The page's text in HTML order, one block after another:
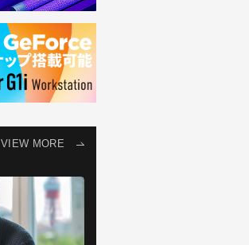
VIEW MORE